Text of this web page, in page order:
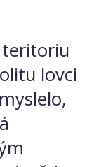
lovci